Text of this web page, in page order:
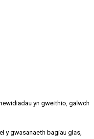
yn gweithio, galwch
y gwasanaeth bagiau glas,